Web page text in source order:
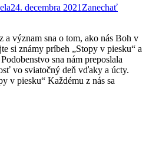
24. decembra 2021 Zanechať
význam sna o tom, ako nás Boh v
si známy príbeh „Stopy v piesku“ a
sna nám preposlala
vo sviatočný deň vďaky a úcty.
v piesku“ Každému z nás sa